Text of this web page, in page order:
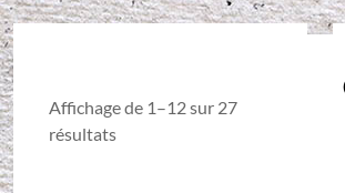
Affichage de 1–12 sur 27
résultats